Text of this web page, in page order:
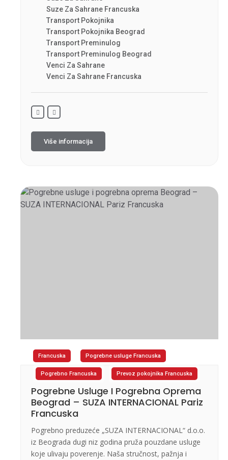
Suze Za Sahrane Francuska
Transport Pokojnika
Transport Pokojnika Beograd
Transport Preminulog
Transport Preminulog Beograd
Venci Za Sahrane
Venci Za Sahrane Francuska
Više informacija
Francuska Pogrebne usluge Francuska
Pogrebno Francuska Prevoz pokojnika Francuska
Pogrebne Usluge I Pogrebna Oprema
Beograd – SUZA INTERNACIONAL Pariz
Francuska
Pogrebno preduzeće „SUZA INTERNACIONAL“ d.o.o.
iz Beograda dugi niz godina pruža pouzdane usluge
koje ulivaju poverenje. Naša stručnost, pažnja i